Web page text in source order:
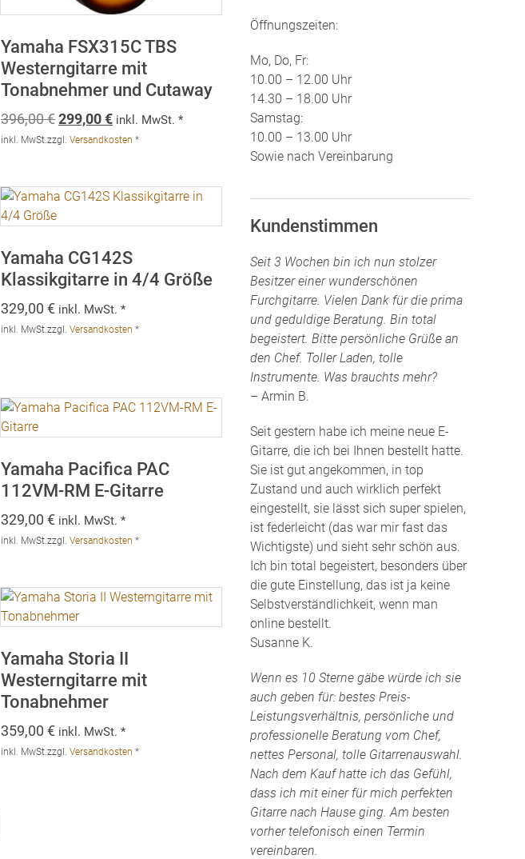
Yamaha FSX315C TBS
Westerngitarre mit
Tonabnehmer und Cutaway
396,00€Ursprünglicher
Preis
299,00€Aktueller
Preis
inkl. MwSt. *
inkl. MwSt.zzgl.Versandkosten *
Yamaha CG142S
Klassikgitarre in 4/4 Größe
329,00€ inkl. MwSt. *
inkl. MwSt.zzgl.Versandkosten *
Yamaha Pacifica PAC
112VM-RM E-Gitarre
329,00€ inkl. MwSt. *
inkl. MwSt.zzgl.Versandkosten *
Yamaha Storia II
Westerngitarre mit
Tonabnehmer
359,00€ inkl. MwSt. *
inkl. MwSt.zzgl.Versandkosten *
Öffnungszeiten:
Mo, Do, Fr:
10.00 – 12.00 Uhr
14.30 – 18.00 Uhr
Samstag:
10.00 – 13.00 Uhr
Sowie nach Vereinbarung
Kundenstimmen
Seit 3 Wochen bin ich nun stolzer
Besitzer einer wunderschönen
Furchgitarre. Vielen Dank für die prima
und geduldige Beratung. Bin total
begeistert. Bitte persönliche Grüße an
den Chef. Toller Laden, tolle
Instrumente. Was brauchts mehr?
– Armin B.
Seit gestern habe ich meine neue E-
Gitarre, die ich bei Ihnen bestellt hatte.
Sie ist gut angekommen, in top
Zustand und auch wirklich perfekt
eingestellt, sie lässt sich super spielen,
ist federleicht (das war mir fast das
Wichtigste) und sieht sehr schön aus.
Ich bin total begeistert, besonders über
die gute Einstellung, das ist ja keine
Selbstverständlichkeit, wenn man
online bestellt.
Susanne K.
Wenn es 10 Sterne gäbe würde ich sie
auch geben für: bestes Preis-
Leistungsverhältnis, persönliche und
professionelle Beratung vom Chef,
nettes Personal, tolle Gitarrenauswahl.
Nach dem Kauf hatte ich das Gefühl,
dass ich mit einer für mich perfekten
Gitarre nach Hause ging. Am besten
vorher telefonisch einen Termin
vereinbaren.